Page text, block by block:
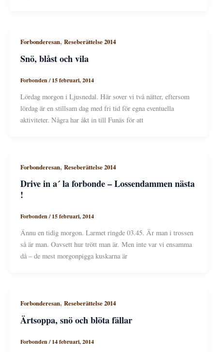
Forbonderesan, Reseberättelse 2014
Snö, blåst och vila
Forbonden/15 februari, 2014
Lördag morgon i Ljusnedal. Här sover vi två nätter, eftersom
lördag är en stillsam dag med fri tid för egna eventuella
aktiviteter. Några har åkt in till Funäs för att
Forbonderesan, Reseberättelse 2014
Drive in a´ la forbonde – Lossendammen nästa
!
Forbonden/15 februari, 2014
Ännu en tidig morgon. Larmet ringde 03.45. Är man i trossen
så är man. Oavsett hur trött man är. Men inte var vi ensamma
då – de mest morgonpigga kuskarna är
Forbonderesan, Reseberättelse 2014
Ärtsoppa, snö och blöta fällar
Forbonden/14 februari, 2014